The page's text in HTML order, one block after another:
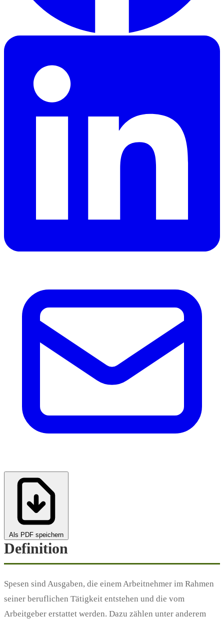
Als PDF speichern
Definition
Spesen sind Ausgaben, die einem Arbeitnehmer im Rahmen
seiner beruflichen Tätigkeit entstehen und die vom
Arbeitgeber erstattet werden. Dazu zählen unter anderem